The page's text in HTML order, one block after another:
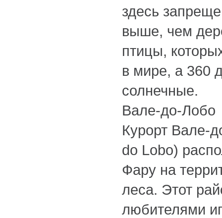
здесь
выше, чем
птицы,
в мире, а 360
солнечные.
Вале-до-Лобо
Курорт Вале-
do Lobo)
Фару на
леса. Этот
любителями